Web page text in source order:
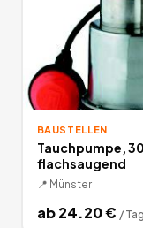
BAUSTELLEN
Tauchpumpe,
flachsaugend
📍 Münster
ab24.20€ / Tag